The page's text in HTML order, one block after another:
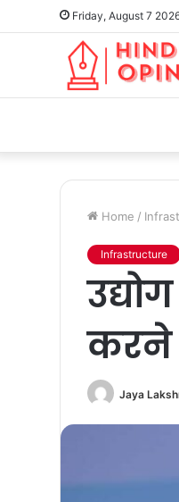
Friday, August 7
Home /
Infrastructure
करने
Jaya